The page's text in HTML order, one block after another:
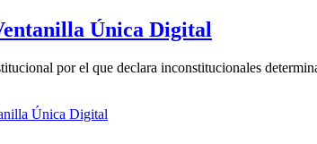
Única Digital
por el que declara inconstitucionales
Única Digital